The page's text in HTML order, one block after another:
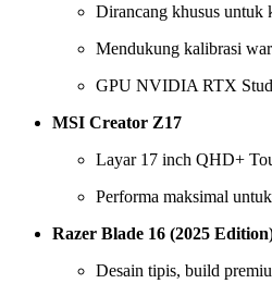
Dirancang khusus untuk
Mendukung kalibrasi
GPU NVIDIA RTX
MSI Creator Z17
Layar 17 inch QHD+
Performa maksimal
Razer Blade 16 (2025
Desain tipis, build